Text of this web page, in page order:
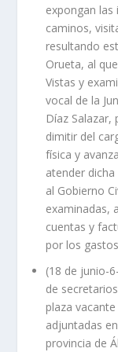
expongan las
caminos,
resultando
Orueta, al
Vistas y
vocal de la
Díaz
dimitir del
física y
atender
al Gobierno
examinadas,
cuentas y
por los
(18 de junio-
de
plaza
adjuntadas
provincia de